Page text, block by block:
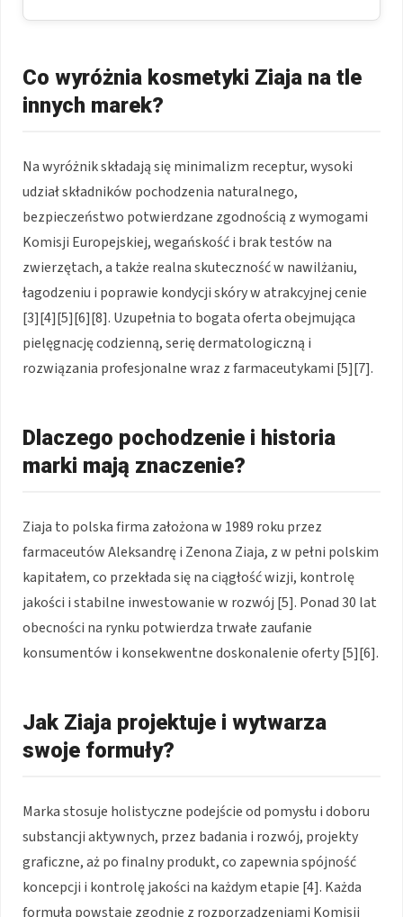
Co wyróżnia kosmetyki Ziaja na tle
innych marek?
Na wyróżnik składają się minimalizm receptur, wysoki
udział składników pochodzenia naturalnego,
bezpieczeństwo potwierdzane zgodnością z wymogami
Komisji Europejskiej, wegańskość i brak testów na
zwierzętach, a także realna skuteczność w nawilżaniu,
łagodzeniu i poprawie kondycji skóry w atrakcyjnej cenie
[3][4][5][6][8]. Uzupełnia to bogata oferta obejmująca
pielęgnację codzienną, serię dermatologiczną i
rozwiązania profesjonalne wraz z farmaceutykami [5][7].
Dlaczego pochodzenie i historia
marki mają znaczenie?
Ziaja to polska firma założona w 1989 roku przez
farmaceutów Aleksandrę i Zenona Ziaja, z w pełni polskim
kapitałem, co przekłada się na ciągłość wizji, kontrolę
jakości i stabilne inwestowanie w rozwój [5]. Ponad 30 lat
obecności na rynku potwierdza trwałe zaufanie
konsumentów i konsekwentne doskonalenie oferty [5][6].
Jak Ziaja projektuje i wytwarza
swoje formuły?
Marka stosuje holistyczne podejście od pomysłu i doboru
substancji aktywnych, przez badania i rozwój, projekty
graficzne, aż po finalny produkt, co zapewnia spójność
koncepcji i kontrolę jakości na każdym etapie [4]. Każda
formuła powstaje zgodnie z rozporządzeniami Komisji